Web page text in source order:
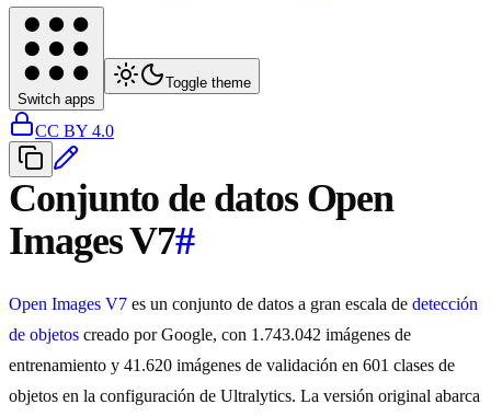
Switch apps
Toggle theme
CC BY 4.0
Conjunto de datos Open
Images V7#
Open Images V7 es un conjunto de datos a gran escala de detección
de objetos creado por Google, con 1.743.042 imágenes de
entrenamiento y 41.620 imágenes de validación en 601 clases de
objetos en la configuración de Ultralytics. La versión original abarca